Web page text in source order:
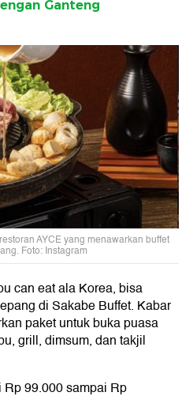
Ganteng
AYCE yang menawarkan buffet
Foto: Instagram
can eat ala Korea, bisa
di Sakabe Buffet. Kabar
paket untuk buka puasa
grill, dimsum, dan takjil
99.000 sampai Rp